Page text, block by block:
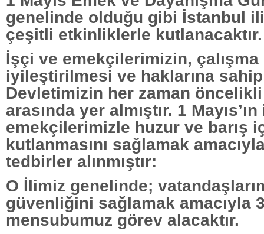
genelinde olduğu gibi İstanbul
çeşitli etkinliklerle kutlanacaktır.
İşçi ve emekçilerimizin, çalışma
iyileştirilmesi ve haklarına sahip
Devletimizin her zaman öncelikli
arasında yer almıştır. 1
emekçilerimizle huzur ve barış
kutlanmasını sağlamak
tedbirler alınmıştır:
O İlimiz genelinde;
güvenliğini sağlamak amacıyla
mensubumuz görev alacaktır.